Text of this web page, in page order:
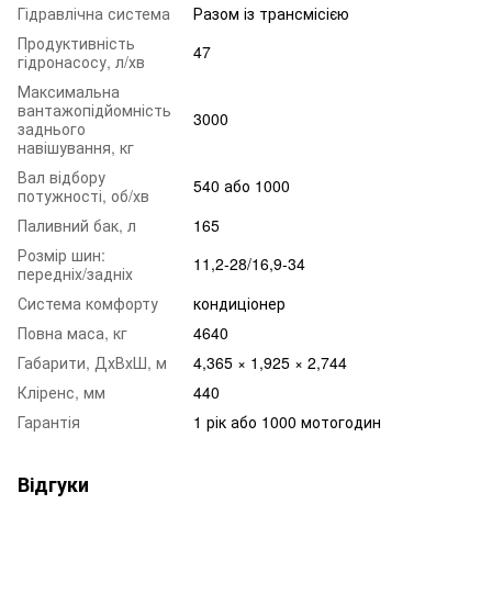
Гідравлічна система
Разом із трансмісією
Продуктивність
гідронасосу, л/хв
47
Максимальна
вантажопідйомність
заднього
навішування, кг
3000
Вал відбору
потужності, об/хв
540 або 1000
Паливний бак, л
165
Розмір шин:
передніх/задніх
11,2-28/16,9-34
Система комфорту
кондиціонер
Повна маса, кг
4640
Габарити, ДхВхШ, м
4,365 × 1,925 × 2,744
Кліренс, мм
440
Гарантія
1 рік або 1000 мотогодин
Відгуки